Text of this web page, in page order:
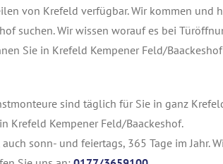
von Krefeld verfügbar. Wir kommen und
suchen. Wir wissen worauf es bei
Sie in Krefeld Kempener Feld/
sind täglich für Sie in ganz
Krefeld Kempener Feld/Baackeshof.
sonn- und feiertags, 365 Tage im Jahr.